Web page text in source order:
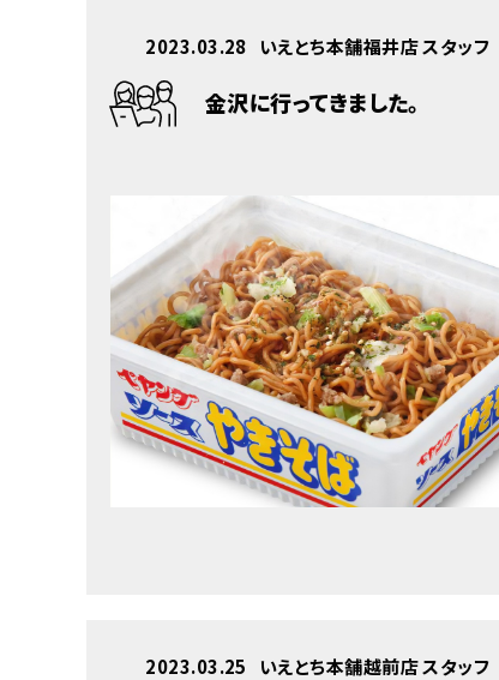
2023.03.28 いえとち本舗福井店 スタッフ
金沢に行ってきました。
2023.03.25 いえとち本舗越前店 スタッフ